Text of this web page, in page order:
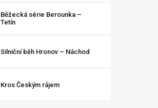
Běžecká série Berounka –
Tetín
Silniční běh Hronov – Náchod
Kros Českým rájem